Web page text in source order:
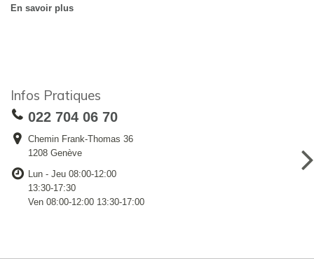
En savoir plus
Infos Pratiques
022 704 06 70
Chemin Frank-Thomas 36
1208 Genève
Lun - Jeu 08:00-12:00
13:30-17:30
Ven 08:00-12:00 13:30-17:00